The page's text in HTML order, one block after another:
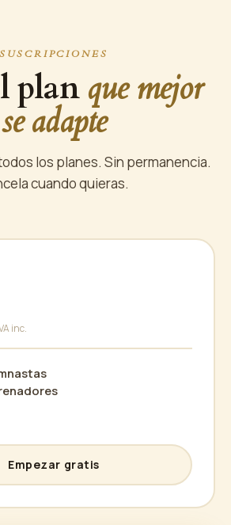
SUSCRIPCIONES
plan que mejor
se adapte
los planes. Sin permanencia.
cuando quieras.
inc.
Empezar gratis